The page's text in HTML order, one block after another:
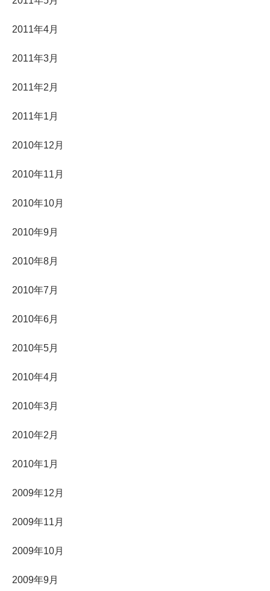
2011年4月
2011年3月
2011年2月
2011年1月
2010年12月
2010年11月
2010年10月
2010年9月
2010年8月
2010年7月
2010年6月
2010年5月
2010年4月
2010年3月
2010年2月
2010年1月
2009年12月
2009年11月
2009年10月
2009年9月